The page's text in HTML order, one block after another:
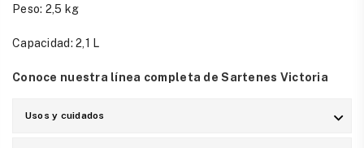
Peso: 2,5 kg
Capacidad: 2,1 L
Conoce nuestra línea completa de Sartenes Victoria
Usos y cuidados